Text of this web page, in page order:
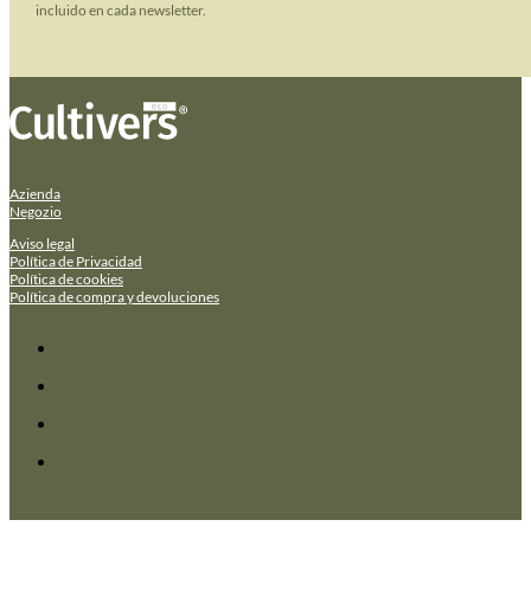
incluido en cada newsletter.
Azienda
Negozio
Aviso legal
Política de Privacidad
Política de cookies
Política de compra y devoluciones